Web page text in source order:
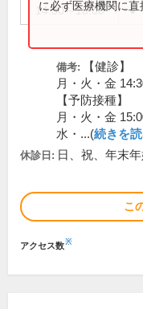
14:30～18:00 ●
に必ず医療機関に直
備考:
【健診】
月・火・金
【予防接種】
月・火・金
水・...(続きを
休診日: 日、祝、年末
こ
アクセス数※